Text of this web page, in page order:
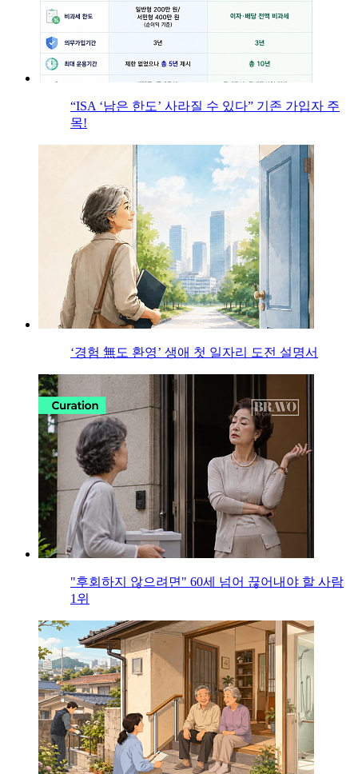
“ISA ‘남은 한도’ 사라질 수 있다” 기존 가입자 주
목!
‘경험 無도 환영’ 생애 첫 일자리 도전 설명서
"후회하지 않으려면" 60세 넘어 끊어내야 할 사람
1위